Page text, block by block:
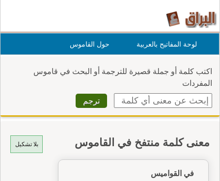
لوحة المفاتيح بالعربية حول القاموس
اكتب كلمة أو جملة قصيرة للترجمة أو البحث في قاموس
المفردات
بلا تشكيل معنى كلمة منتفخ في القاموس
في القواميس